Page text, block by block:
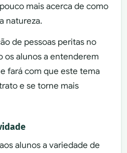
mais acerca de como
natureza.
de pessoas peritas no
os alunos a entenderem
fará com que este tema
e se torne mais
alunos a variedade de